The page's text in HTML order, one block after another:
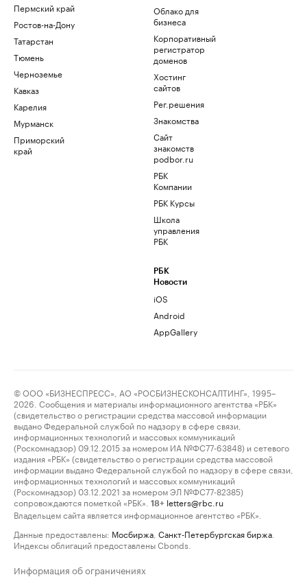
Пермский край
Ростов-на-Дону
Татарстан
Тюмень
Черноземье
Кавказ
Карелия
Мурманск
Приморский
край
Облако для
бизнеса
Корпоративный
регистратор
доменов
Хостинг
сайтов
Рег.решения
Знакомства
Сайт
знакомств
podbor.ru
РБК
Компании
РБК Курсы
Школа
управления
РБК
РБК
Новости
iOS
Android
AppGallery
© ООО «БИЗНЕСПРЕСС», АО «РОСБИЗНЕСКОНСАЛТИНГ», 1995–
2026. Сообщения и материалы информационного агентства «РБК»
(свидетельство о регистрации средства массовой информации
выдано Федеральной службой по надзору в сфере связи,
информационных технологий и массовых коммуникаций
(Роскомнадзор) 09.12.2015 за номером ИА №ФС77-63848) и сетевого
издания «РБК» (свидетельство о регистрации средства массовой
информации выдано Федеральной службой по надзору в сфере связи,
информационных технологий и массовых коммуникаций
(Роскомнадзор) 03.12.2021 за номером ЭЛ №ФС77-82385)
сопровождаются пометкой «РБК».
18+ letters@rbc.ru
Владельцем сайта является информационное агентство «РБК».
Данные предоставлены: Мосбиржа Санкт-Петербургская биржа
Индексы облигаций предоставлены Cbonds.
Информация об ограничениях